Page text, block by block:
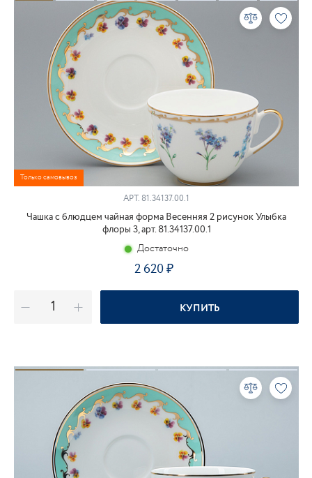
Только самовывоз
АРТ. 81.34137.00.1
Чашка с блюдцем чайная форма Весенняя 2 рисунок Улыбка
флоры 3, арт. 81.34137.00.1
Достаточно
2 620
КУПИТЬ